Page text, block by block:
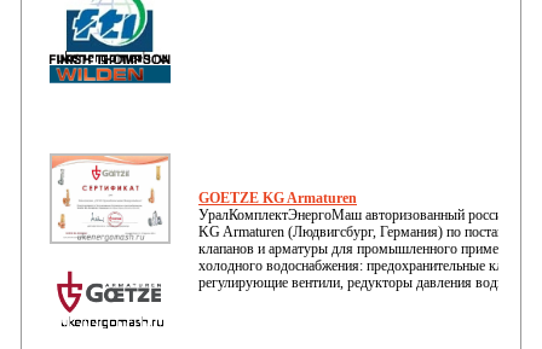
GOETZE KG Armaturen
УралКомплектЭнергоМаш авторизованный
KG Armaturen (Людвигсбург, Германия) по поставке в
клапанов и арматуры для промышленного применения,
холодного водоснабжения: предохранительные
регулирующие вентили, редукторы давления воды и т.д.